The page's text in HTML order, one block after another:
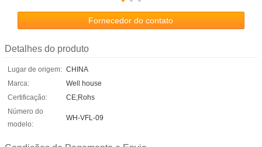
Fornecedor do contato
Detalhes do produto
Lugar de origem: CHINA
Marca:
Well house
Certificação:
CE;Rohs
Número do
modelo:
WH-VFL-09